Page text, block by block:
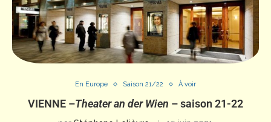
En Europe Saison 21/22 À voir
VIENNE –Theater an der Wien – saison 21-22